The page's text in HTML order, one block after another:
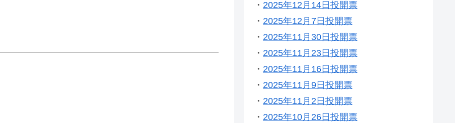
・ 2025年12月14日投開票
・ 2025年12月7日投開票
・ 2025年11月30日投開票
・ 2025年11月23日投開票
・ 2025年11月16日投開票
・ 2025年11月9日投開票
・ 2025年11月2日投開票
・ 2025年10月26日投開票